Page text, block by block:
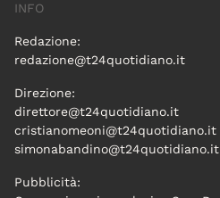
INFO
Redazione:
redazione@t24quotidiano.it
Direzione:
direttore@t24quotidiano.it
cristianomeoni@t24quotidiano.it
simonabandino@t24quotidiano.it
Pubblicità: